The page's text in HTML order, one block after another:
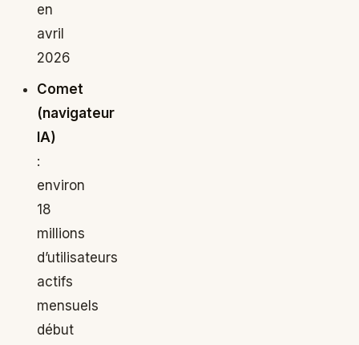
en
avril
2026
Comet
(navigateur
IA)
:
environ
18
millions
d’utilisateurs
actifs
mensuels
début